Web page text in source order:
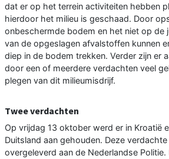
dat er op het terrein activiteiten hebben
hierdoor het milieu is geschaad. Door
onbeschermde bodem en het niet op de
van de opgeslagen afvalstoffen kunnen
diep in de bodem trekken. Verder zijn er
door een of meerdere verdachten veel
plegen van dit milieumisdrijf.
Twee verdachten
Op vrijdag 13 oktober werd er in Kroatië
Duitsland aan gehouden. Deze
overgeleverd aan de Nederlandse